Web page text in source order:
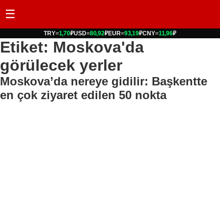
☰
TRY=1,70₽USD=80,92₽EUR=93,19₽CNY=11,96₽
Etiket: Moskova'da
görülecek yerler
Moskova’da nereye gidilir: Başkentte
en çok ziyaret edilen 50 nokta